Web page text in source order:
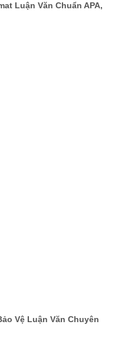
Luận Văn Chuẩn APA,
Vệ Luận Văn Chuyên